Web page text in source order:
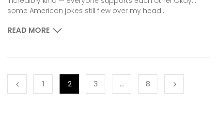
some American jokes still flew over my head...
READ MORE
1 2 3 … 8